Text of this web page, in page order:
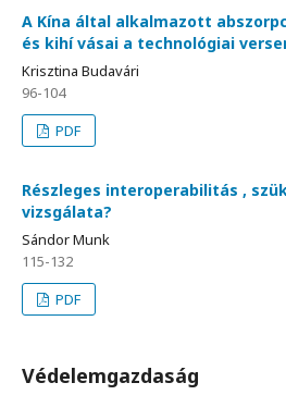
A Kína által alkalmazott
és kihí vásai a technológiai
Krisztina Budavári
96-104
PDF
Részleges interoperabilitás ,
vizsgálata?
Sándor Munk
115-132
PDF
Védelemgazdaság